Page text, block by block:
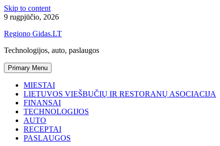
Skip to content
9 rugpjūčio, 2026
Regiono Gidas.LT
Technologijos, auto, paslaugos
Primary Menu
MIESTAI
LIETUVOS VIEŠBUČIŲ IR RESTORANŲ ASOCIACIJA
FINANSAI
TECHNOLOGIJOS
AUTO
RECEPTAI
PASLAUGOS